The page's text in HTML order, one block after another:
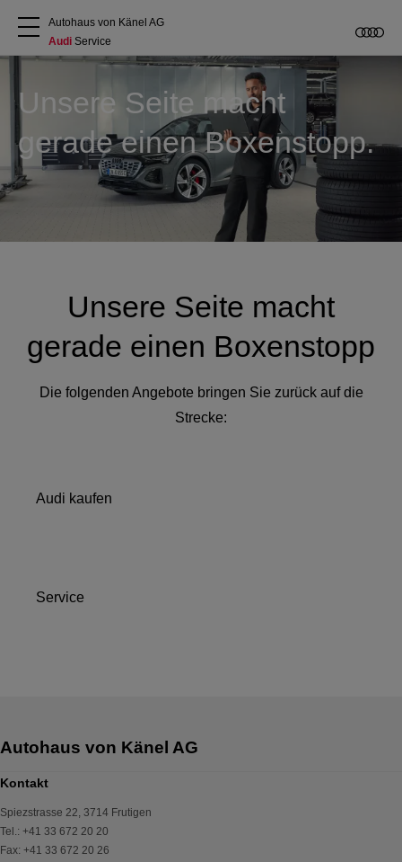
Audi kaufen
Service & Reparatur
Audi Original Zubehör
Geschäftskunden
Autohaus von Känel AG
Audi Service
Unsere Seite macht
gerade einen Boxenstopp.
Unsere Seite macht
gerade einen Boxenstopp
Die folgenden Angebote bringen Sie zurück auf die
Strecke:
Audi kaufen
Service
Kontakt
Spiezstrasse 22, 3714 Frutigen
Tel.: +41 33 672 20 20
Fax: +41 33 672 20 26